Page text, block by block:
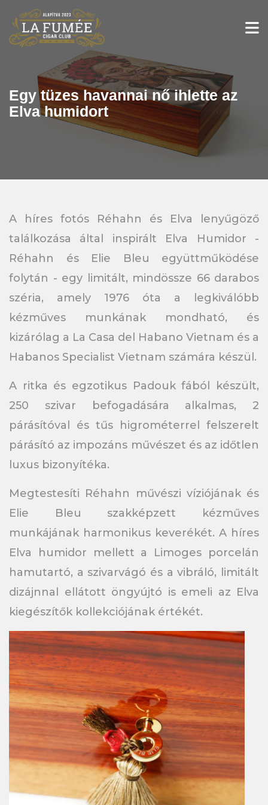
content
Egy tüzes havannai nő ihlette az
Elva humidort
A híres fotós Réhahn és Elva lenyűgöző
találkozása által inspirált Elva Humidor -
Réhahn és Elie Bleu együttműködése
folytán - egy limitált, mindössze 66 darabos
széria, amely 1976 óta a legkiválóbb
kézműves munkának mondható, és
kizárólag a La Casa del Habano Vietnam és a
Habanos Specialist Vietnam számára készül.
A ritka és egzotikus Padouk fából készült,
250 szivar befogadására alkalmas, 2
párásítóval és tűs higrométerrel felszerelt
párásító az impozáns művészet és az időtlen
luxus bizonyítéka.
Megtestesíti Réhahn művészi víziójának és
Elie Bleu szakképzett kézműves
munkájának harmonikus keverékét. A híres
Elva humidor mellett a Limoges porcelán
hamutartó, a szivarvágó és a vibráló, limitált
dizájnnal ellátott öngyújtó is emeli az Elva
kiegészítők kollekciójának értékét.